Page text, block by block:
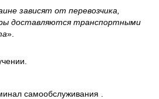
зависят от перевозчика,
доставляются транспортными
».
самообслуживания .